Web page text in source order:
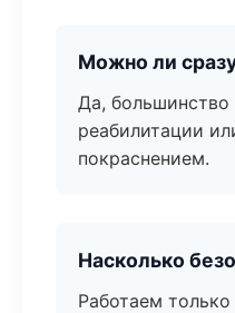
Можно ли
Да, большинство
реабилитации
покраснением.
Насколько
Работаем